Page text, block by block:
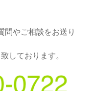
問やご相談をお送り
しております。